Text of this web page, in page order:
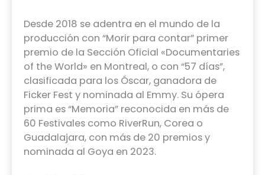
Desde 2018 se adentra en el mundo de la
producción con “Morir para contar” primer
premio de la Sección Oficial «Documentaries
of the World» en Montreal, o con “57 días”,
clasificada para los Óscar, ganadora de
Ficker Fest y nominada al Emmy. Su ópera
prima es “Memoria” reconocida en más de
60 Festivales como RiverRun, Corea o
Guadalajara, con más de 20 premios y
nominada al Goya en 2023.